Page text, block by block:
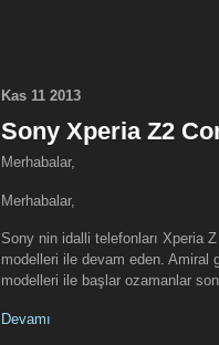
Kas 11 2013
Sony Xperia Z2
Merhabalar,
Merhabalar,
Sony nin idalli telefonları Xperia
modelleri ile devam eden. Amiral
modelleri ile başlar ozamanlar
Devamı